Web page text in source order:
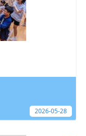
2026-05-28